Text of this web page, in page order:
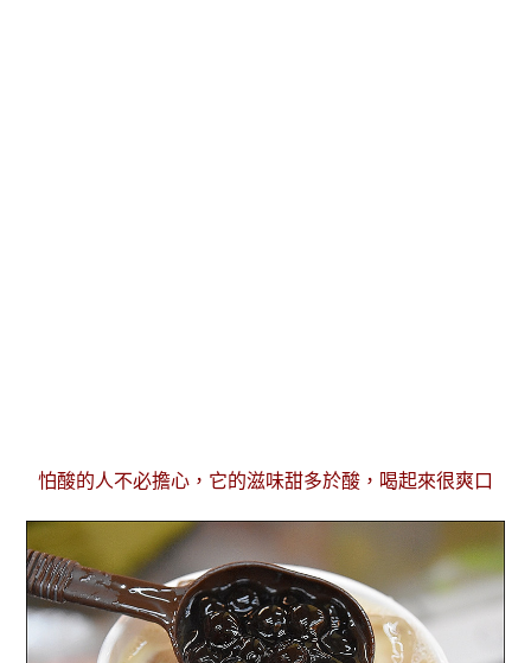
怕酸的人不必擔心，它的滋味甜多於酸，喝起來很爽口